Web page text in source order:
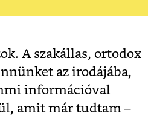
A szakállas, ortodox
az irodájába,
információval
amit már tudtam –